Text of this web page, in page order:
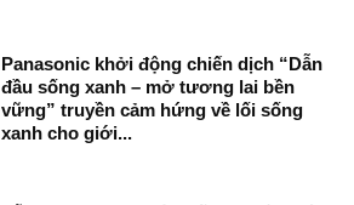
Panasonic khởi động chiến dịch “Dẫn
đầu sống xanh – mở tương lai bền
vững” truyền cảm hứng về lối sống
xanh cho giới...